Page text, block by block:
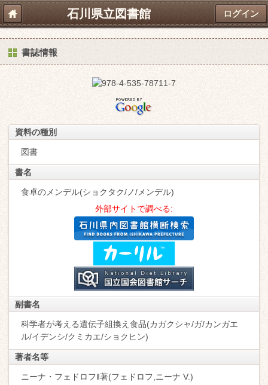
石川県立図書館 ログイン
書誌情報
資料の種別
図書
書名
食卓のメンデル(ショクタク/ノ/メンデル)
外部サイトで調べる:
副書名
科学者が考える遺伝子組換え食品(カガクシャ/ガ/カンガエ
ル/イデンシ/クミカエ/ショクヒン)
著者名等
ニーナ・フェドロフ‖著(フェドロフ,ニーナ V.)